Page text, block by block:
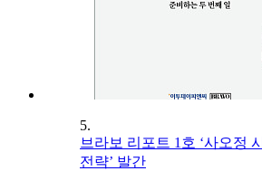
5.
브라보 리포트 1호 ‘사오정
전략’ 발간